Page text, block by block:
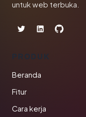
untuk web terbuka.
PRODUK
Beranda
Fitur
Cara kerja